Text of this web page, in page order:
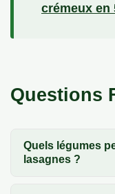
crémeux en
Questions
Quels légumes
lasagnes ?